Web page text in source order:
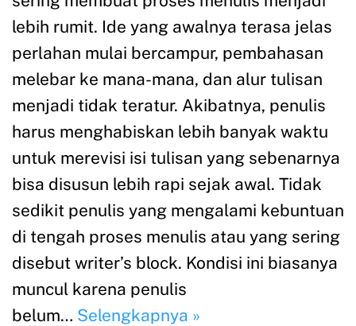
lebih rumit. Ide yang awalnya terasa jelas
perlahan mulai bercampur, pembahasan
melebar ke mana-mana, dan alur tulisan
menjadi tidak teratur. Akibatnya, penulis
harus menghabiskan lebih banyak waktu
untuk merevisi isi tulisan yang sebenarnya
bisa disusun lebih rapi sejak awal. Tidak
sedikit penulis yang mengalami kebuntuan
di tengah proses menulis atau yang sering
disebut writer’s block. Kondisi ini biasanya
muncul karena penulis
belum… Selengkapnya »